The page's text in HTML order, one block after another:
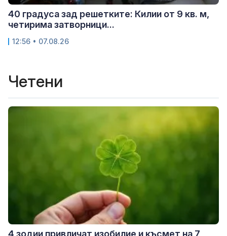
40 градуса зад решетките: Килии от 9 кв. м,
четирима затворници...
12:56 • 07.08.26
Четени